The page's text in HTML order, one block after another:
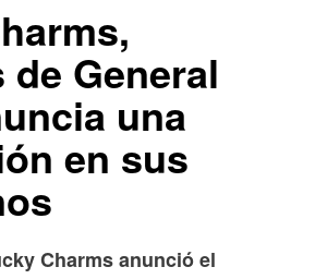
de General
una
en sus
Charms anunció el